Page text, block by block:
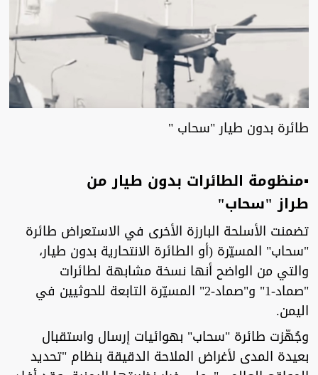
طائرة بدون طيار "سحاب "
▪︎منظومة الطائرات بدون طيار من
طراز "سحاب"
تضمنت الأسلحة البارزة الأخرى في الاستعراض طائرة
"سحاب" المسيّرة (أو الطائرة الانتحارية بدون طيار،
والتي من الواضح أنها نسخة مشابهة لطائرات
"صماد-1" و"صماد-2" المسيّرة التابعة للحوثيين في
اليمن.
وجُهّزت طائرة "سحاب" بهوائيات إرسال واستقبال
بعيدة المدى لأغراض الملاحة الدقيقة بنظام "تحديد